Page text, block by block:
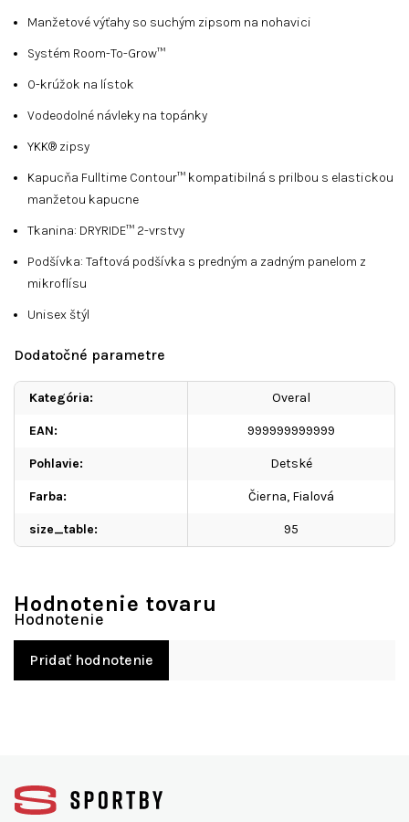
Manžetové výťahy so suchým zipsom na nohavici
Systém Room-To-Grow™
O-krúžok na lístok
Vodeodolné návleky na topánky
YKK® zipsy
Kapucňa Fulltime Contour™ kompatibilná s prilbou s elastickou
manžetou kapucne
Tkanina: DRYRIDE™ 2-vrstvy
Podšívka: Taftová podšívka s predným a zadným panelom z
mikroflísu
Unisex štýl
Dodatočné parametre
Kategória: Overal
EAN: 999999999999
Pohlavie: Detské
Farba: Čierna, Fialová
size_table: 95
Hodnotenie tovaru
Pridať hodnotenie